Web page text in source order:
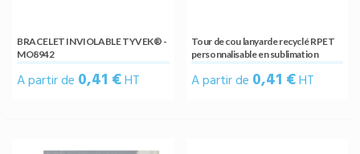
BRACELET INVIOLABLE TYVEK® -
MO8942
A partir de 0,41 €HT
Tour de cou lanyarde recyclé RPET
personnalisable en sublimation
A partir de 0,41 €HT